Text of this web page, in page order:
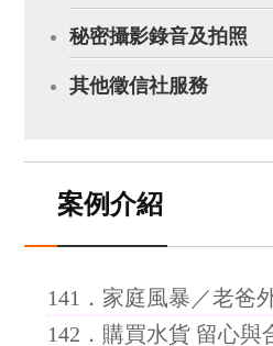
秘密攝影錄音及拍照
其他徵信社服務
案例介紹
141． 家庭風暴／老爸
142． 購買水貨 留心與